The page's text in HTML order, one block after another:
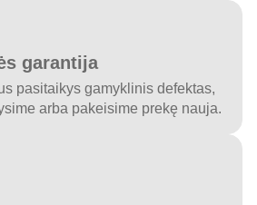
garantija
pasitaikys gamyklinis defektas,
arba pakeisime prekę nauja.